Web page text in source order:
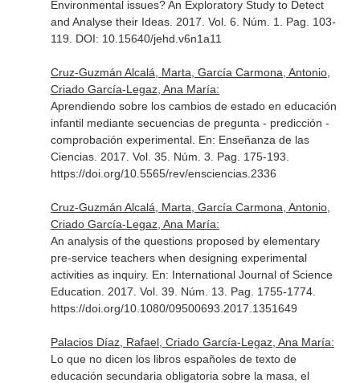
Environmental issues? An Exploratory Study to Detect
and Analyse their Ideas. 2017. Vol. 6. Núm. 1. Pag. 103-
119. DOI: 10.15640/jehd.v6n1a11
Cruz-Guzmán Alcalá, Marta, García Carmona, Antonio,
Criado García-Legaz, Ana María:
Aprendiendo sobre los cambios de estado en educación
infantil mediante secuencias de pregunta - predicción -
comprobación experimental. En: Enseñanza de las
Ciencias. 2017. Vol. 35. Núm. 3. Pag. 175-193.
https://doi.org/10.5565/rev/ensciencias.2336
Cruz-Guzmán Alcalá, Marta, García Carmona, Antonio,
Criado García-Legaz, Ana María:
An analysis of the questions proposed by elementary
pre-service teachers when designing experimental
activities as inquiry. En: International Journal of Science
Education . 2017. Vol. 39. Núm. 13. Pag. 1755-1774.
https://doi.org/10.1080/09500693.2017.1351649
Palacios Díaz, Rafael, Criado García-Legaz, Ana María:
Lo que no dicen los libros españoles de texto de
educación secundaria obligatoria sobre la masa, el